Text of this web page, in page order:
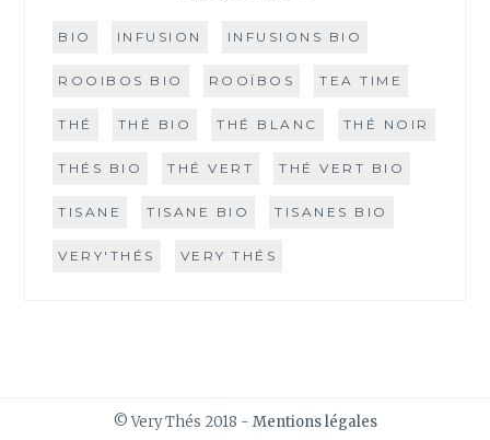
BIO INFUSION INFUSIONS BIO
ROOIBOS BIO ROOÏBOS TEA TIME
THÉ THÉ BIO THÉ BLANC THÉ NOIR
THÉS BIO THÉ VERT THÉ VERT BIO
TISANE TISANE BIO TISANES BIO
VERY'THÉS VERY THÉS
© Very Thés 2018 - Mentions légales